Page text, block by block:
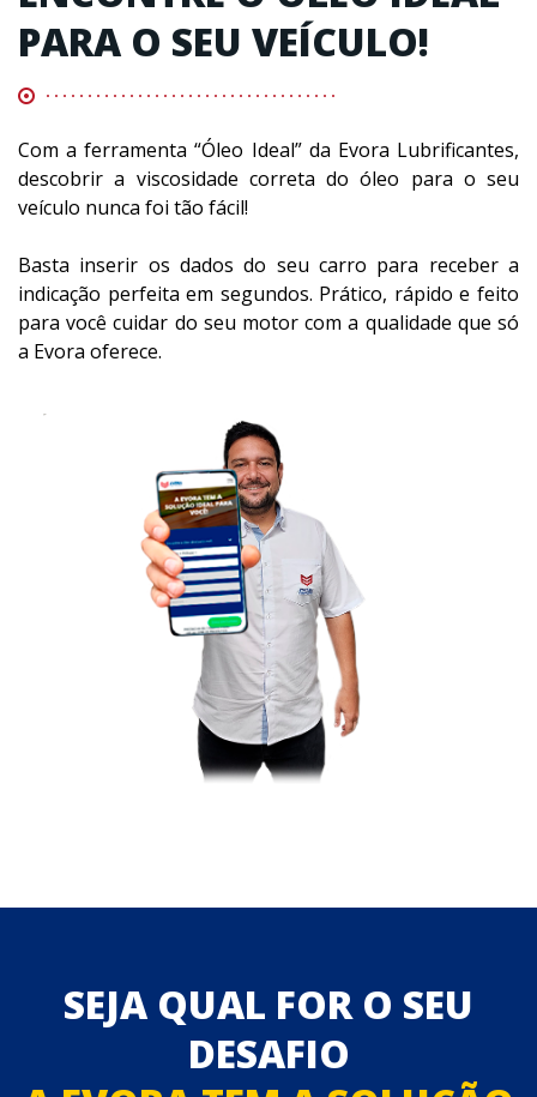
PARA O SEU VEÍCULO!
Com a ferramenta “Óleo Ideal” da Evora Lubrificantes,
descobrir a viscosidade correta do óleo para o seu
veículo nunca foi tão fácil!
Basta inserir os dados do seu carro para receber a
indicação perfeita em segundos. Prático, rápido e feito
para você cuidar do seu motor com a qualidade que só
a Evora oferece.
SEJA QUAL FOR O SEU
DESAFIO